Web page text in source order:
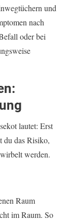
und
nach
oder bei
lautet: Erst
du das Risiko,
werden.
Raum
im Raum. So